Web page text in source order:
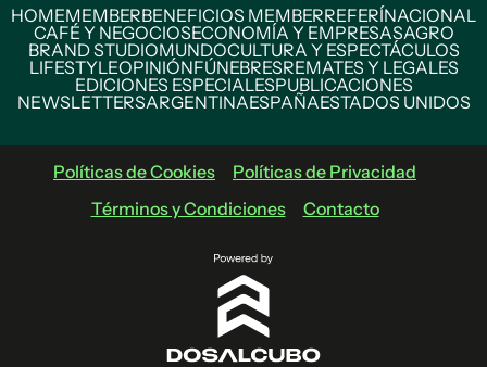
HOMEMEMBERBENEFICIOS MEMBERREFERÍNACIONAL
CAFÉ Y NEGOCIOSECONOMÍA Y EMPRESASAGRO
BRAND STUDIOMUNDOCULTURA Y ESPECTÁCULOS
LIFESTYLEOPINIÓNFÚNEBRESREMATES Y LEGALES
EDICIONES ESPECIALESPUBLICACIONES
NEWSLETTERSARGENTINAESPAÑAESTADOS UNIDOS
Políticas de Cookies
Políticas de Privacidad
Términos y Condiciones
Contacto